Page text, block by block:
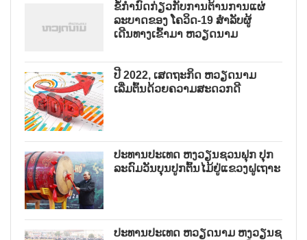
ຂໍ້ກຳນົດກ່ຽວກັບການຕ້ານການແຜ່
ລະບາດຂອງ ໂຄວິດ-19 ສຳລັບຜູ້
ເດີນທາງເຂົ້າມາ ຫວຽດນາມ
ປີ 2022, ເສດຖະກິດ ຫວຽດນາມ
ເລີ່ມຕົ້ນດ້ວຍຄວາມສະດວກດີ
ປະທານປະເທດ ຫງວຽນຊວນຟຸກ ປຸກ
ລະດົມວັນບຸນປູກຕົ້ນໄມ້ຢູ່ແຂວງຝູເຖາະ
ປະທານປະເທດ ຫວຽດນາມ ຫງວຽນຊ